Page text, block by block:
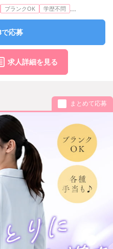
ブランクOK 学歴不問 ...
応募
求人詳細を見る
まとめて応募